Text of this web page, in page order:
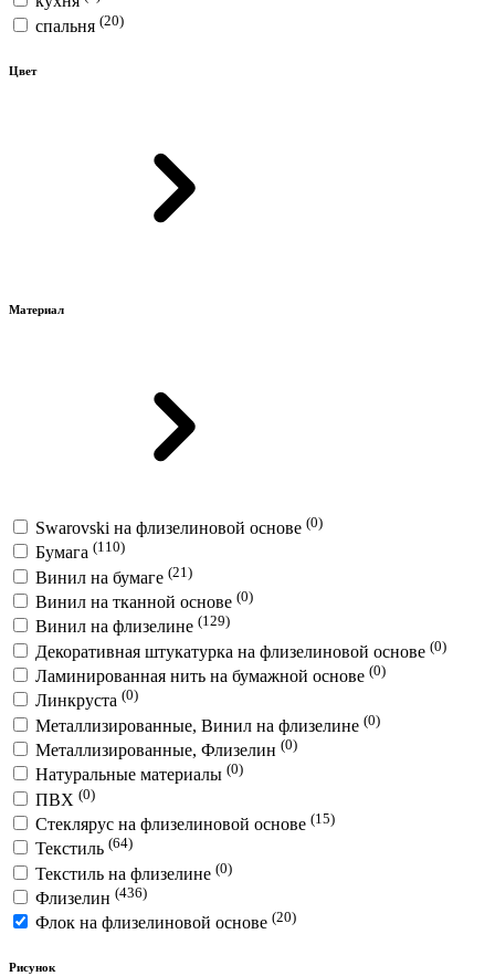
спальня (20)
Цвет
Материал
Swarovski на флизелиновой основе (0)
Бумага (110)
Винил на бумаге (21)
Винил на тканной основе (0)
Винил на флизелине (129)
Декоративная штукатурка на флизелиновой основе (0)
Ламинированная нить на бумажной основе (0)
Линкруста (0)
Металлизированные, Винил на флизелине (0)
Металлизированные, Флизелин (0)
Натуральные материалы (0)
ПВХ (0)
Стеклярус на флизелиновой основе (15)
Текстиль (64)
Текстиль на флизелине (0)
Флизелин (436)
Флок на флизелиновой основе (20)
Рисунок